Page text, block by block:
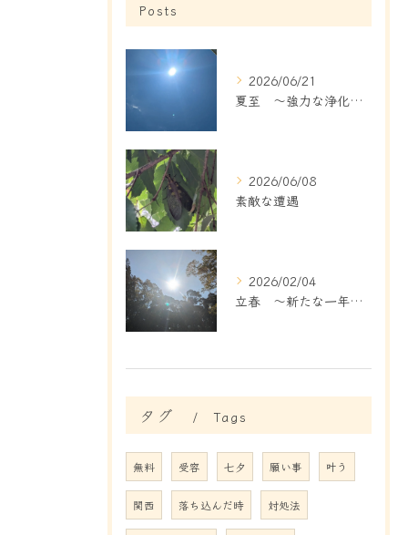
Posts
2026/06/21
夏至 ～強力な浄化と新しいスタート～
2026/06/08
素敵な遭遇
2026/02/04
立春 ～新たな一年のはじまりです～
タグ Tags
無料 受容 七夕 願い事 叶う
関西 落ち込んだ時 対処法